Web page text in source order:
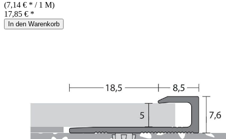
(7,14 € * / 1 M)
17,85 € *
In den Warenkorb